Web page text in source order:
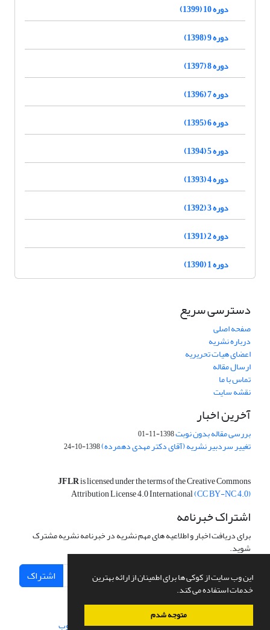
این وب سایت از کوکی ها برای اطمینان از ارائه بهترین
خدمات استفاده می کند.
متوجه شدم
دوره 10 (1399)
دوره 9 (1398)
دوره 8 (1397)
دوره 7 (1396)
دوره 6 (1395)
دوره 5 (1394)
دوره 4 (1393)
دوره 3 (1392)
دوره 2 (1391)
دوره 1 (1390)
دسترسی سریع
صفحه اصلی
درباره نشریه
اعضای هیات تحریریه
ارسال مقاله
تماس با ما
نقشه سایت
آخرین اخبار
بررسی مقاله بدون نوبت1398-11-01
تغییر سردبیر نشریه (آقای دکتر مهدی دهمرده)1398-10-24
JFLRis licensed under the terms of the Creative Commons
Attribution License 4.0 International(CC BY-NC 4.0)
اشتراک خبرنامه
برای دریافت اخبار و اطلاعیه های مهم نشریه در خبرنامه نشریه مشترک
شوید.
اشتراک
سامانه مدیریت نشریات علمی.طراحی و پیاده سازی از سیناوب